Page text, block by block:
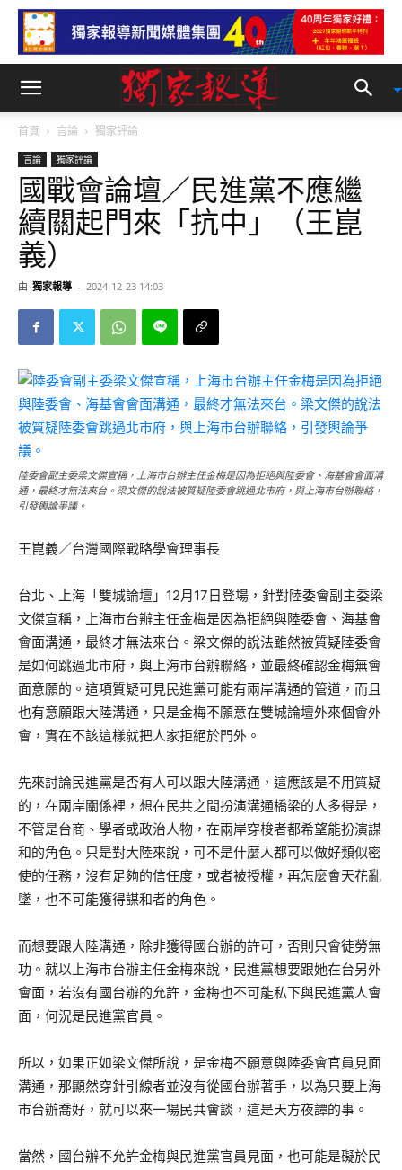
首頁 言論 獨家評論
言論 獨家評論
國戰會論壇／民進黨不應繼
續關起門來「抗中」（王崑
義）
由 獨家報導 - 2024-12-23 14:03
陸委會副主委梁文傑宣稱，上海市台辦主任金梅是因為拒絕與陸委會、海基會會面溝
通，最終才無法來台。梁文傑的說法被質疑陸委會跳過北市府，與上海市台辦聯絡，
引發輿論爭議。
王崑義／台灣國際戰略學會理事長
台北、上海「雙城論壇」12月17日登場，針對陸委會副主委梁
文傑宣稱，上海市台辦主任金梅是因為拒絕與陸委會、海基會
會面溝通，最終才無法來台。梁文傑的說法雖然被質疑陸委會
是如何跳過北市府，與上海市台辦聯絡，並最終確認金梅無會
面意願的。這項質疑可見民進黨可能有兩岸溝通的管道，而且
也有意願跟大陸溝通，只是金梅不願意在雙城論壇外來個會外
會，實在不該這樣就把人家拒絕於門外。
先來討論民進黨是否有人可以跟大陸溝通，這應該是不用質疑
的，在兩岸關係裡，想在民共之間扮演溝通橋梁的人多得是，
不管是台商、學者或政治人物，在兩岸穿梭者都希望能扮演謀
和的角色。只是對大陸來說，可不是什麼人都可以做好類似密
使的任務，沒有足夠的信任度，或者被授權，再怎麼會天花亂
墜，也不可能獲得謀和者的角色。
而想要跟大陸溝通，除非獲得國台辦的許可，否則只會徒勞無
功。就以上海市台辦主任金梅來說，民進黨想要跟她在台另外
會面，若沒有國台辦的允許，金梅也不可能私下與民進黨人會
面，何況是民進黨官員。
所以，如果正如梁文傑所說，是金梅不願意與陸委會官員見面
溝通，那顯然穿針引線者並沒有從國台辦著手，以為只要上海
市台辦喬好，就可以來一場民共會談，這是天方夜譚的事。
當然，國台辦不允許金梅與民進黨官員見面，也可能是礙於民